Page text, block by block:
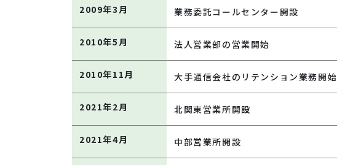
2009年3月 業務委託コールセンター開設
2010年5月 法人営業部の営業開始
2010年11月 大手通信会社のリテンション業務開始
2021年2月 北関東営業所開設
2021年4月 中部営業所開設